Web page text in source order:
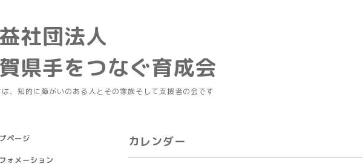
社団法人
県手をつなぐ育成会
、知的に障がいのある人とその家族そして支援者の会です
カレンダー
ページ
ォメーション